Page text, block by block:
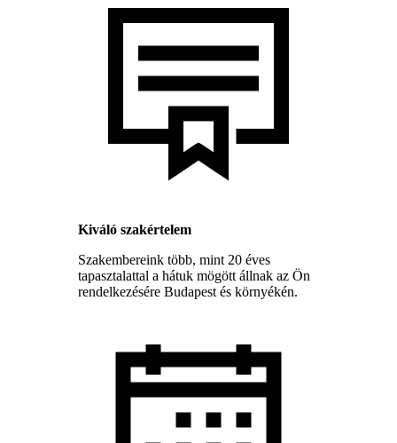
Kiváló szakértelem
Szakembereink több, mint 20 éves
tapasztalattal a hátuk mögött állnak az Ön
rendelkezésére Budapest és környékén.